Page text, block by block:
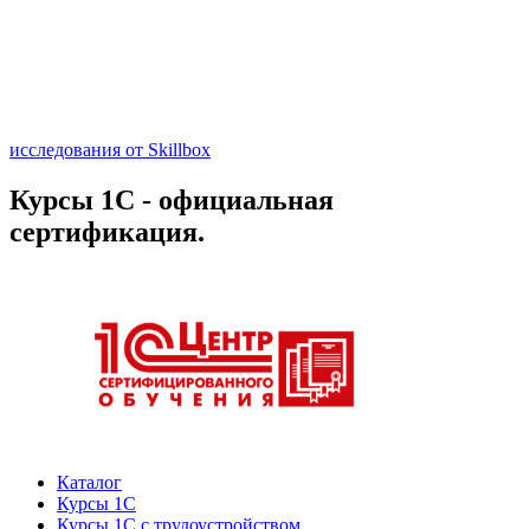
исследования от Skillbox
Курсы 1С - официальная
сертификация.
Каталог
Курсы 1С
Курсы 1С с трудоустройством